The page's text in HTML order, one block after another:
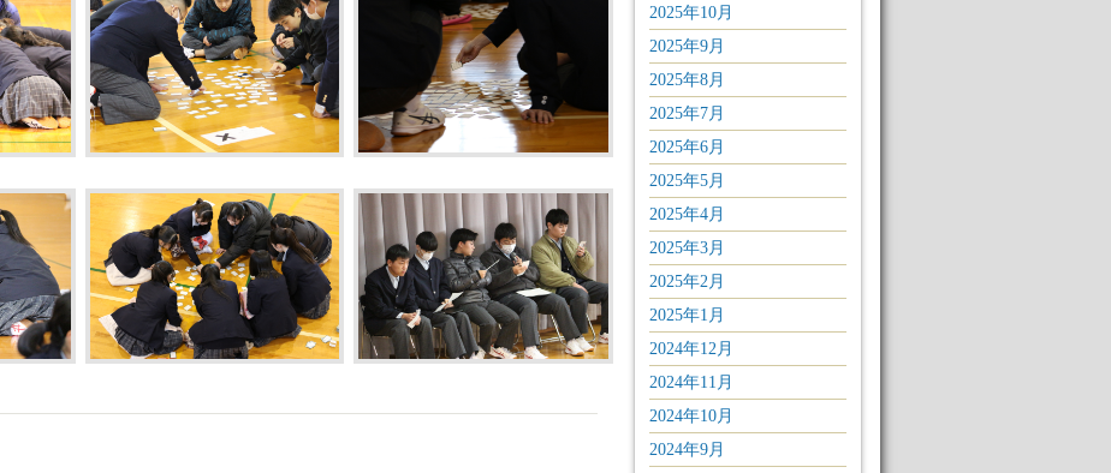
2025年10月
2025年9月
2025年8月
2025年7月
2025年6月
2025年5月
2025年4月
2025年3月
2025年2月
2025年1月
2024年12月
2024年11月
2024年10月
2024年9月